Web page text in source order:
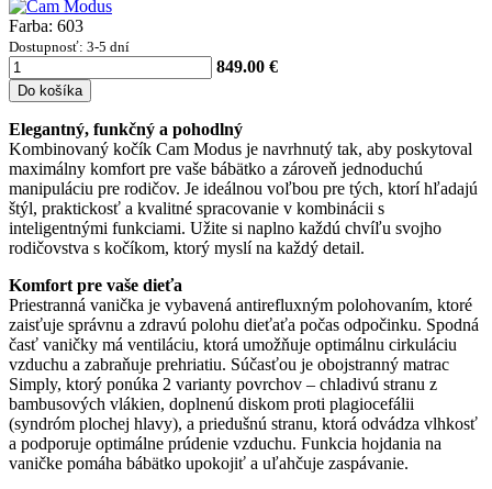
Farba: 603
Dostupnosť: 3-5 dní
849.00 €
Do košíka
Elegantný, funkčný a pohodlný
Kombinovaný kočík Cam Modus je navrhnutý tak, aby poskytoval
maximálny komfort pre vaše bábätko a zároveň jednoduchú
manipuláciu pre rodičov. Je ideálnou voľbou pre tých, ktorí hľadajú
štýl, praktickosť a kvalitné spracovanie v kombinácii s
inteligentnými funkciami. Užite si naplno každú chvíľu svojho
rodičovstva s kočíkom, ktorý myslí na každý detail.
Komfort pre vaše dieťa
Priestranná vanička je vybavená antirefluxným polohovaním, ktoré
zaisťuje správnu a zdravú polohu dieťaťa počas odpočinku. Spodná
časť vaničky má ventiláciu, ktorá umožňuje optimálnu cirkuláciu
vzduchu a zabraňuje prehriatiu. Súčasťou je obojstranný matrac
Simply, ktorý ponúka 2 varianty povrchov – chladivú stranu z
bambusových vlákien, doplnenú diskom proti plagiocefálii
(syndróm plochej hlavy), a priedušnú stranu, ktorá odvádza vlhkosť
a podporuje optimálne prúdenie vzduchu. Funkcia hojdania na
vaničke pomáha bábätko upokojiť a uľahčuje zaspávanie.